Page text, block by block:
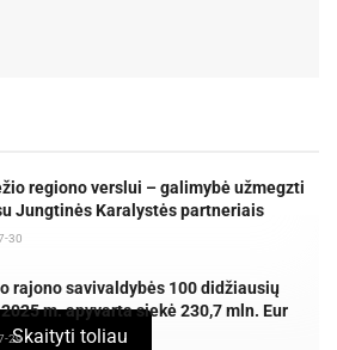
regiono verslui – galimybė užmegzti
Jungtinės Karalystės partneriais
30
rajono savivaldybės 100 didžiausių
m. apyvarta siekė 230,7 mln. Eur
29
Skaityti toliau